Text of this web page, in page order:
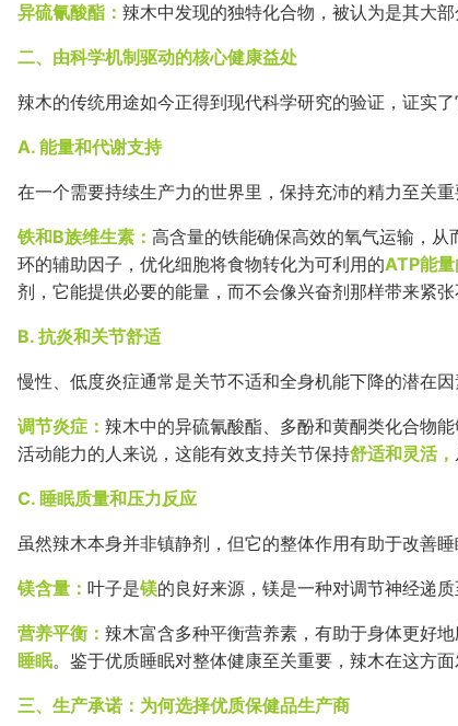
异硫氰酸酯： 辣木中发现的独特化合物，被认为是其大
二、由科学机制驱动的核心健康益处
辣木的传统用途如今正得到现代科学研究的验证，证实了
A. 能量和代谢支持
在一个需要持续生产力的世界里，保持充沛的精力至关
铁和B族维生素： 高含量的铁能确保高效的氧气运输，从
环的辅助因子，优化细胞将食物转化为可利用的ATP能
剂，它能提供必要的能量，而不会像兴奋剂那样带来紧张
B. 抗炎和关节舒适
慢性、低度炎症通常是关节不适和全身机能下降的潜在因
调节炎症： 辣木中的异硫氰酸酯、多酚和黄酮类化合物能
活动能力的人来说，这能有效支持关节保持舒适和灵活，
C. 睡眠质量和压力反应
虽然辣木本身并非镇静剂，但它的整体作用有助于改善睡
镁含量： 叶子是镁的良好来源，镁是一种对调节神经递
营养平衡： 辣木富含多种平衡营养素，有助于身体更好
睡眠。鉴于优质睡眠对整体健康至关重要，辣木在这方面
三、生产承诺：为何选择优质保健品生产商